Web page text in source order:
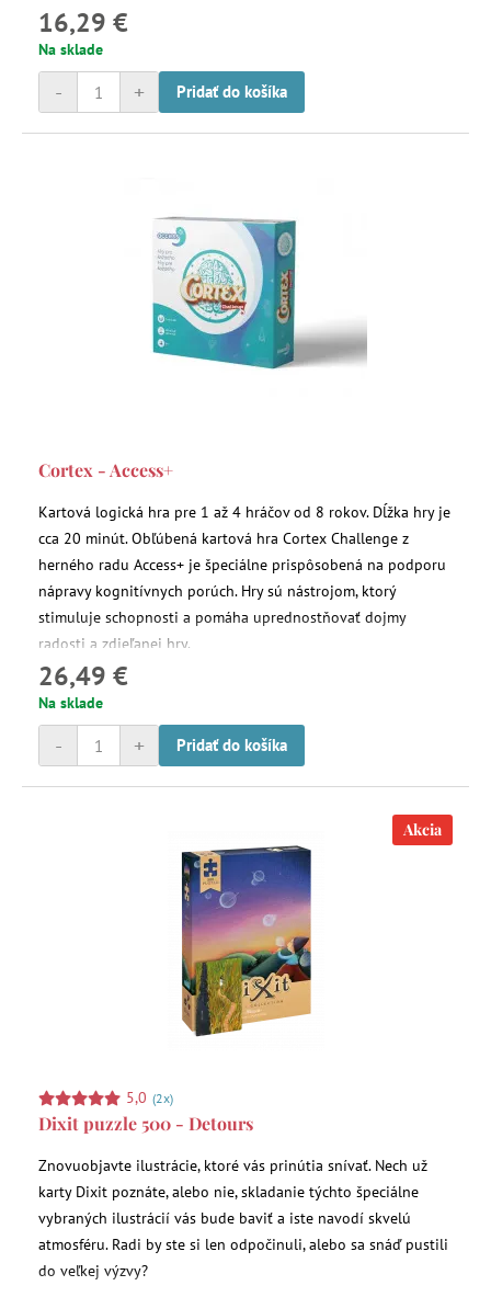
16,29 €
Na sklade
+
- Pridať do košíka
Cortex - Access+
Kartová logická hra pre 1 až 4 hráčov od 8 rokov. Dĺžka hry je
cca 20 minút. Obľúbená kartová hra Cortex Challenge z
herného radu Access+ je špeciálne prispôsobená na podporu
nápravy kognitívnych porúch. Hry sú nástrojom, ktorý
stimuluje schopnosti a pomáha uprednostňovať dojmy
radosti a zdieľanej hry.
26,49 €
Na sklade
+
- Pridať do košíka
Akcia
5,0 (2x)
Dixit puzzle 500 - Detours
Znovuobjavte ilustrácie, ktoré vás prinútia snívať. Nech už
karty Dixit poznáte, alebo nie, skladanie týchto špeciálne
vybraných ilustrácií vás bude baviť a iste navodí skvelú
atmosféru. Radi by ste si len odpočinuli, alebo sa snáď pustili
do veľkej výzvy?